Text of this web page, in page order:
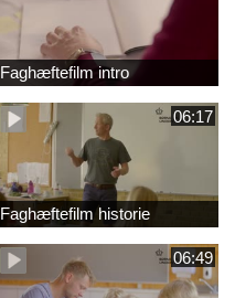
Faghæftefilm intro
06:17
Faghæftefilm historie
06:49